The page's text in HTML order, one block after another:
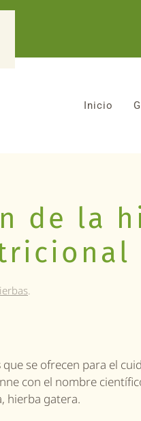
Inicio
de la
.
que se ofrecen para el
con el nombre
hierba gatera.